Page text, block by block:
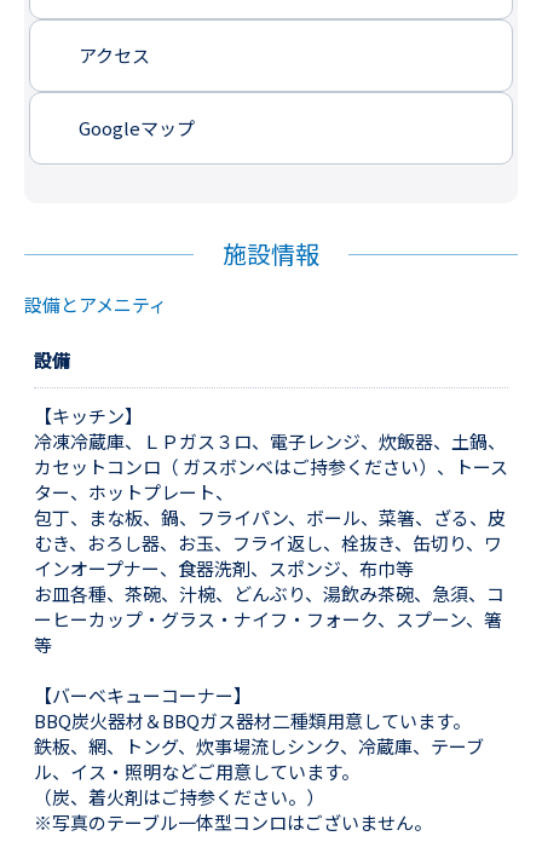
アクセス
Googleマップ
施設情報
設備とアメニティ
設備
【キッチン】
冷凍冷蔵庫、ＬＰガス３ロ、電子レンジ、炊飯器、土鍋、
カセットコンロ（ ガスボンベはご持参ください）、トース
ター、ホットプレート、
包丁、まな板、鍋、フライパン、ボール、菜箸、ざる、皮
むき、おろし器、お玉、フライ返し、栓抜き、缶切り、ワ
インオープナー、食器洗剤、スポンジ、布巾等
お皿各種、茶碗、汁椀、どんぶり、湯飲み茶碗、急須、コ
ーヒーカップ・グラス・ナイフ・フォーク、スプーン、箸
等
【バーベキューコーナー】
BBQ炭火器材＆BBQガス器材二種類用意しています。
鉄板、網、トング、炊事場流しシンク、冷蔵庫、テーブ
ル、イス・照明などご用意しています。
（炭、着火剤はご持参ください。）
※写真のテーブル一体型コンロはございません。